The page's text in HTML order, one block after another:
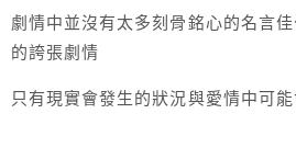
劇情中並沒有太多刻骨銘心的名言
的誇張劇情
只有現實會發生的狀況與愛情中可